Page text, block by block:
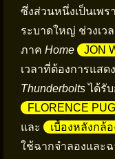
ซึ่งส่วนหนึ่งเป็นเพ
ระบาดใหญ่ ช่วงเว
ภาค Home JON
เวลาที่ต้องการแส
Thunderboltsได้รั
FLORENCE
และ
เบื้องหลังกล้
ใช้ฉากจำลองและ